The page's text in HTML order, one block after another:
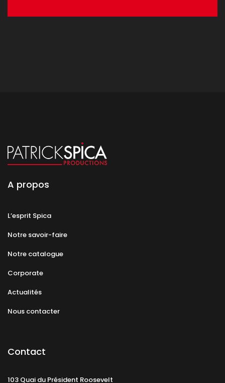
A propos
L’esprit Spica
Notre savoir-faire
Notre catalogue
Corporate
Actualités
Nous contacter
Contact
103 Quai du Président Roosevelt